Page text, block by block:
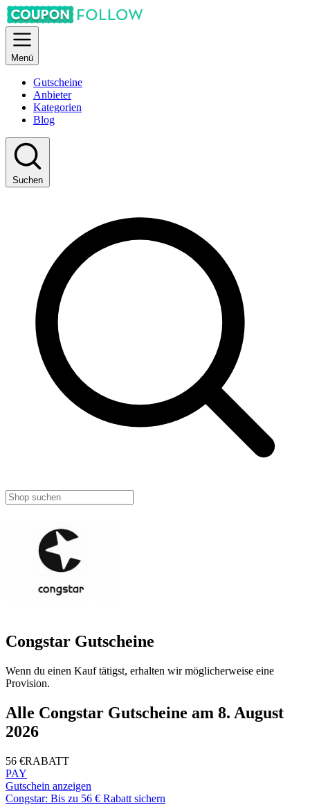
Menü
Gutscheine
Anbieter
Kategorien
Blog
Suchen
Congstar Gutscheine
Wenn du einen Kauf tätigst, erhalten wir möglicherweise eine
Provision.
Alle Congstar Gutscheine am 8. August
2026
56 €RABATT
PAY
Gutschein anzeigen
Congstar: Bis zu 56 € Rabatt sichern